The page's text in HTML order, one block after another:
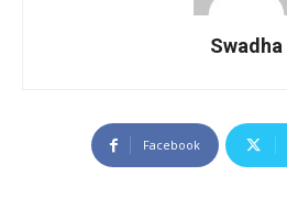
Swadha
Facebook